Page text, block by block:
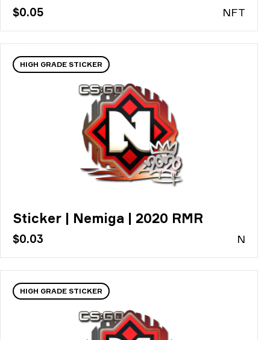
$0.05 NFT
HIGH GRADE STICKER
Sticker | Nemiga | 2020 RMR
$0.03 N
HIGH GRADE STICKER